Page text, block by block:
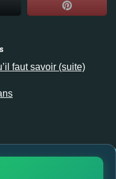
faut savoir (suite)